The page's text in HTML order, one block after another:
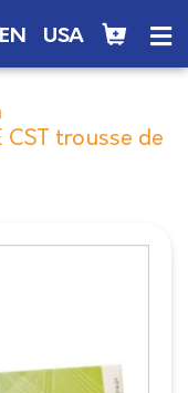
EN USA
CST trousse de